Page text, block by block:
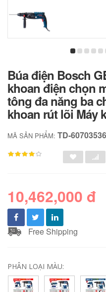
Búa điện Bosch
khoan điện chọn
tông đa năng ba
khoan rút lõi Máy
MÃ SẢN PHẨM: TD-
10,462,000 đ
Free Shipping
PHÂN LOẠI MÀU: